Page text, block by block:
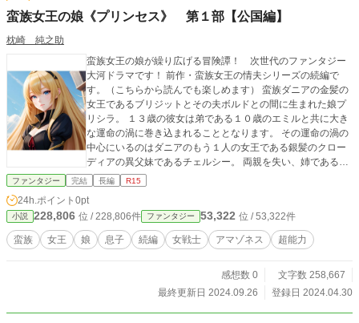
蛮族女王の娘《プリンセス》 第１部【公国編】
枕崎 純之助
蛮族女王の娘が繰り広げる冒険譚！ 次世代のファンタジー
大河ドラマです！ 前作・蛮族女王の情夫シリーズの続編で
す。（こちらから読んでも楽しめます） 蛮族ダニアの金髪の
女王であるブリジットとその夫ボルドとの間に生まれた娘プ
リシラ。 １３歳の彼女は弟である１０歳のエミルと共に大き
な運命の渦に巻き込まれることとなります。 その運命の渦の
中心にいるのはダニアのもう１人の女王である銀髪のクロー
ディアの異父妹であるチェルシー。 両親を失い、姉であるク
ローディアに見捨てられたと恨むチェルシーは全てを壊す破
の次世代を担う少女たちの新たな物語をご堪能下さい！
ファンタジー 完結 長編 R15
24h.ポイント 0pt
小説 228,806 位 / 228,806件 ファンタジー 53,322 位 / 53,322件
蛮族 女王 娘 息子 続編 女戦士 アマゾネス 超能力
感想数 0
文字数 258,667
最終更新日 2024.09.26
登録日 2024.04.30